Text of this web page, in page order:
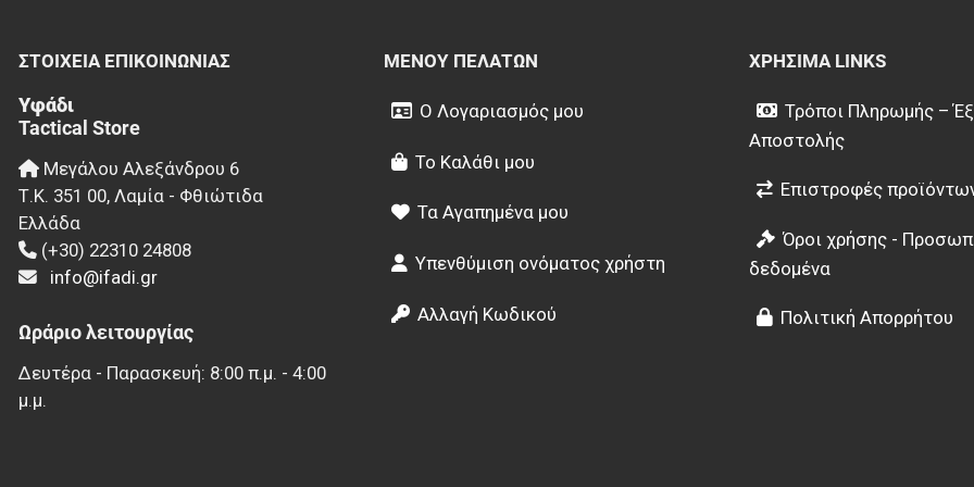
ΣΤΟΙΧΕΊΑ EΠΙΚΟΙΝΩΝΊΑΣ
Υφάδι
Tactical Store
Μεγάλου Αλεξάνδρου 6
Τ.Κ. 351 00, Λαμία - Φθιώτιδα
Ελλάδα
(+30) 22310 24808
info@ifadi.gr
Ωράριο λειτουργίας
Δευτέρα - Παρασκευή: 8:00 π.μ. - 4:00
μ.μ.
ΜΕΝΟΎ ΠΕΛΑΤΏΝ
Ο Λογαριασμός μου
Το Καλάθι μου
Τα Αγαπημένα μου
Υπενθύμιση ονόματος χρήστη
Αλλαγή Κωδικού
ΧΡΉΣΙΜΑ LINKS
Τρόποι Πληρωμής –
Αποστολής
Επιστροφές
Όροι χρήσης -
δεδομένα
Πολιτική Απορρήτου